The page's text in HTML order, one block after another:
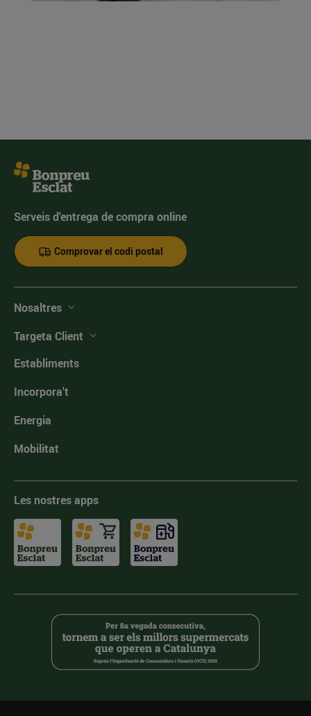
Serveis d'entrega de compra online
Comprovar el codi postal
Nosaltres
Targeta Client
Establiments
Incorpora't
Energia
Mobilitat
Les nostres apps